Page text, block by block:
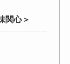
関心＞